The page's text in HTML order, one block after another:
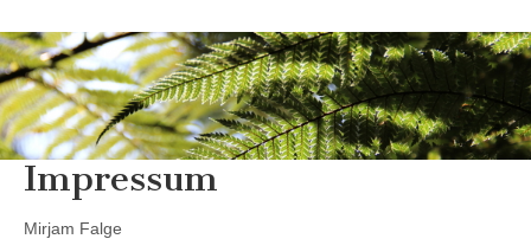
Impressum
Mirjam Falge